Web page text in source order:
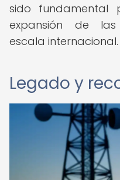
sido
expansión de las
escala internacional.
Legado y